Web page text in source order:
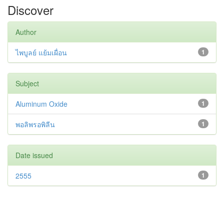
Discover
Author
1
ไพบูลย์ แย้มเผื่อน
Subject
1
Aluminum Oxide
1
พอลิพรอพิลีน
Date issued
1
2555